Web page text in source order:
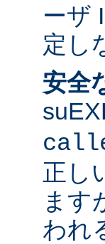
ーザ
定し
安全
正し
ます
われ